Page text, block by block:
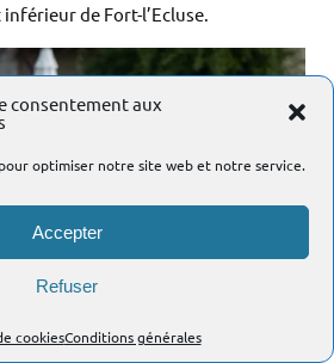
consentement aux
optimiser notre site web et notre service.
Accepter
Refuser
cookiesConditions générales
de Fort-l’Ecluse.